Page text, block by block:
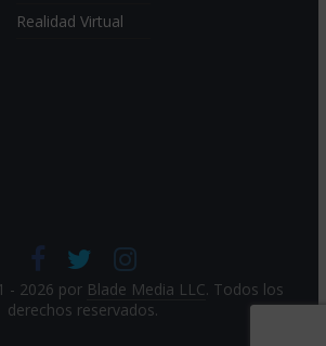
Realidad Virtual
- 2026 por Blade Media LLC. Todos los
derechos reservados.